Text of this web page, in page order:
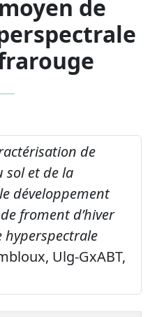
de
de
sol et de la
développement
froment d’hiver
hyperspectrale
Ulg-GxABT,